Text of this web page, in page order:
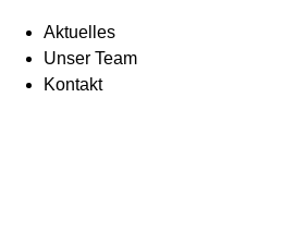
Aktuelles
Unser Team
Kontakt